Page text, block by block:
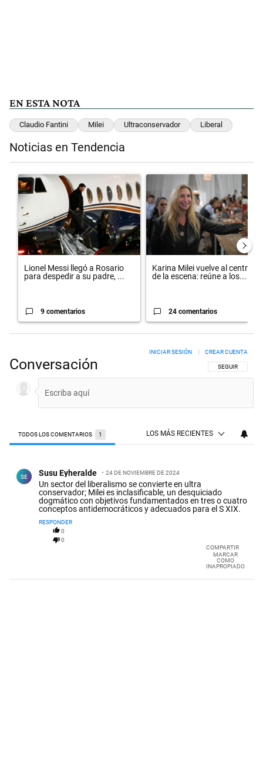
EN ESTA NOTA
Claudio Fantini Milei Ultraconservador Liberal
Noticias en Tendencia
Un artículo de tendencia con el título "Lionel Messi llegó a Rosario
Lionel Messi llegó a Rosario
para despedir a su padre, ...
9 comentarios
Un artículo de tendencia con el
Karina Milei vuelve al centro
de la escena: reúne a los...
24 comentarios
Conversación SIGA ESTA
SEGUIR
INICIAR SESIÓN | CREAR CUENTA
TODOS LOS COMENTARIOS 1 LOS MÁS RECIENTES
SE Susu Eyheralde 24 DE NOVIEMBRE DE 2024
Un sector del liberalismo se convierte en ultra
conservador; Milei es inclasificable, un desquiciado
dogmático con objetivos fundamentados en tres o cuatro
conceptos antidemocráticos y adecuados para el S XIX.
RESPONDER
0
0
COMPARTIR
MARCAR
COMO
INAPROPIADO